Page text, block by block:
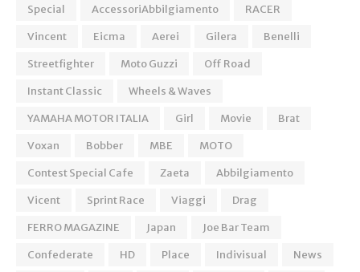
Special AccessoriAbbilgiamento
RACER
Vincent
Eicma Aerei Gilera
Benelli
Streetfighter
Moto Guzzi
Off Road
Instant Classic
Wheels & Waves
YAMAHA MOTOR ITALIA
Girl Movie
Brat
Voxan
Bobber MBE
MOTO
Contest Special Cafe
Zaeta
Abbilgiamento
Vicent
Sprint Race Viaggi
Drag
FERRO MAGAZINE
Japan
Joe Bar Team
Confederate
HD Place Indivisual
News